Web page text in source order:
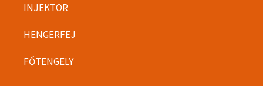
INJEKTOR
HENGERFEJ
FŐTENGELY